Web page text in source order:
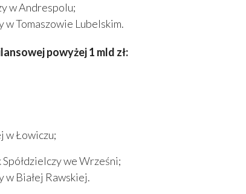
w Andrespolu;
w Tomaszowie Lubelskim.
powyżej 1 mld zł:
w Łowiczu;
we Wrześni;
w Białej Rawskiej.